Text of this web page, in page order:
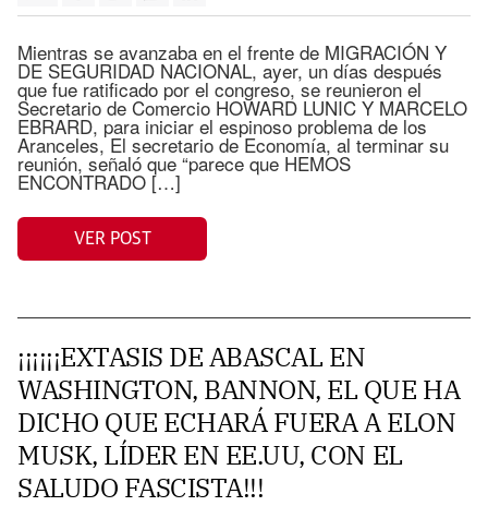
Mientras se avanzaba en el frente de MIGRACIÓN Y
DE SEGURIDAD NACIONAL, ayer, un días después
que fue ratificado por el congreso, se reunieron el
Secretario de Comercio HOWARD LUNIC Y MARCELO
EBRARD, para iniciar el espinoso problema de los
Aranceles, El secretario de Economía, al terminar su
reunión, señaló que “parece que HEMOS
ENCONTRADO […]
VER POST
¡¡¡¡¡¡EXTASIS DE ABASCAL EN
WASHINGTON, BANNON, EL QUE HA
DICHO QUE ECHARÁ FUERA A ELON
MUSK, LÍDER EN EE.UU, CON EL
SALUDO FASCISTA!!!